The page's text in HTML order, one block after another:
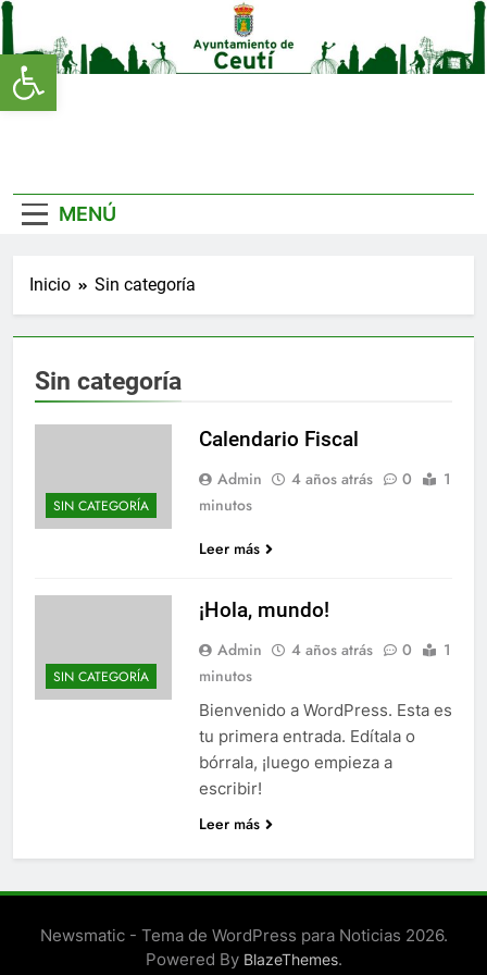
Abrir barra de herramientas
Saltar
al
contenido
De Ceutí
MENÚ
Inicio Sin categoría
Sin categoría
SIN CATEGORÍA
Calendario Fiscal
Admin 4 años atrás 0
1
minutos
Leer más
SIN CATEGORÍA
¡Hola, mundo!
Admin 4 años atrás 0
1
minutos
Bienvenido a WordPress. Esta es
tu primera entrada. Edítala o
bórrala, ¡luego empieza a
escribir!
Leer más
Newsmatic - Tema de WordPress para Noticias 2026.
Powered By BlazeThemes.